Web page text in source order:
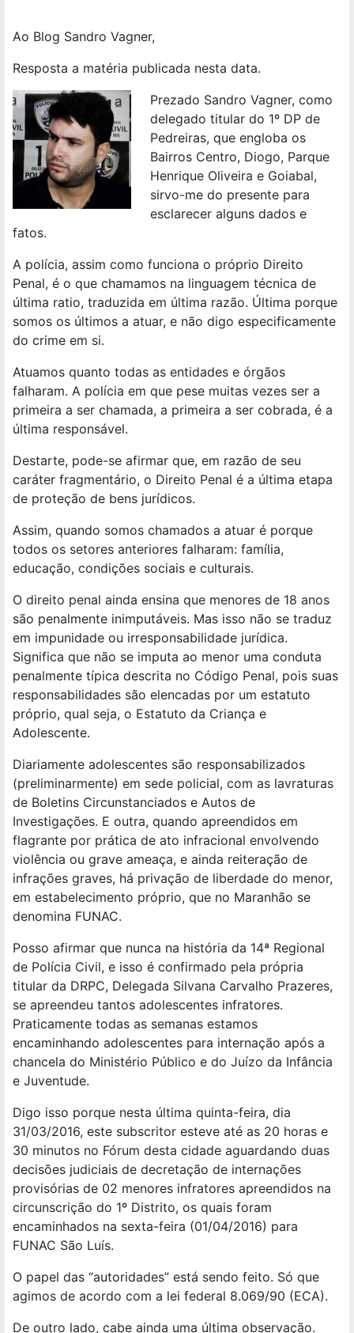
Ao Blog Sandro Vagner,
Resposta a matéria publicada nesta data.
Prezado Sandro Vagner, como
delegado titular do 1º DP de
Pedreiras, que engloba os
Bairros Centro, Diogo, Parque
Henrique Oliveira e Goiabal,
sirvo-me do presente para
esclarecer alguns dados e
fatos.
A polícia, assim como funciona o próprio Direito
Penal, é o que chamamos na linguagem técnica de
última ratio, traduzida em última razão. Última porque
somos os últimos a atuar, e não digo especificamente
do crime em si.
Atuamos quanto todas as entidades e órgãos
falharam. A polícia em que pese muitas vezes ser a
primeira a ser chamada, a primeira a ser cobrada, é a
última responsável.
Destarte, pode-se afirmar que, em razão de seu
caráter fragmentário, o Direito Penal é a última etapa
de proteção de bens jurídicos.
Assim, quando somos chamados a atuar é porque
todos os setores anteriores falharam: família,
educação, condições sociais e culturais.
O direito penal ainda ensina que menores de 18 anos
são penalmente inimputáveis. Mas isso não se traduz
em impunidade ou irresponsabilidade jurídica.
Significa que não se imputa ao menor uma conduta
penalmente típica descrita no Código Penal, pois suas
responsabilidades são elencadas por um estatuto
próprio, qual seja, o Estatuto da Criança e
Adolescente.
Diariamente adolescentes são responsabilizados
(preliminarmente) em sede policial, com as lavraturas
de Boletins Circunstanciados e Autos de
Investigações. E outra, quando apreendidos em
flagrante por prática de ato infracional envolvendo
violência ou grave ameaça, e ainda reiteração de
infrações graves, há privação de liberdade do menor,
em estabelecimento próprio, que no Maranhão se
denomina FUNAC.
Posso afirmar que nunca na história da 14ª Regional
de Polícia Civil, e isso é confirmado pela própria
titular da DRPC, Delegada Silvana Carvalho Prazeres,
se apreendeu tantos adolescentes infratores.
Praticamente todas as semanas estamos
encaminhando adolescentes para internação após a
chancela do Ministério Público e do Juízo da Infância
e Juventude.
Digo isso porque nesta última quinta-feira, dia
31/03/2016, este subscritor esteve até as 20 horas e
30 minutos no Fórum desta cidade aguardando duas
decisões judiciais de decretação de internações
provisórias de 02 menores infratores apreendidos na
circunscrição do 1º Distrito, os quais foram
encaminhados na sexta-feira (01/04/2016) para
FUNAC São Luís.
O papel das “autoridades” está sendo feito. Só que
agimos de acordo com a lei federal 8.069/90 (ECA).
De outro lado, cabe ainda uma última observação.